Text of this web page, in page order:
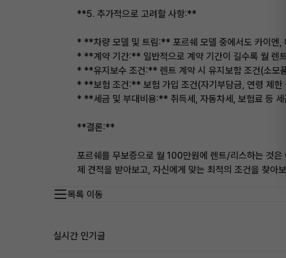
**5. 추가적으로 고려할 사항:**
* **차량 모델 및 트림:** 포르쉐 모델 중에서도 카이엔,
* **계약 기간:** 일반적으로 계약 기간이 길수록 월 렌
* **유지보수 조건:** 렌트 계약 시 유지보함 조건(소모
* **보험 조건:** 보험 가입 조건(자기부담금, 연령 제한
* **세금 및 부대비용:** 취득세, 자동차세, 보험료 등 세
**결론:**
포르쉐를 무보증으로 월 100만원에 렌트/리스하는 것
제 견적을 받아보고, 자신에게 맞는 최적의 조건을 찾아
목록 이동
실시간 인기글